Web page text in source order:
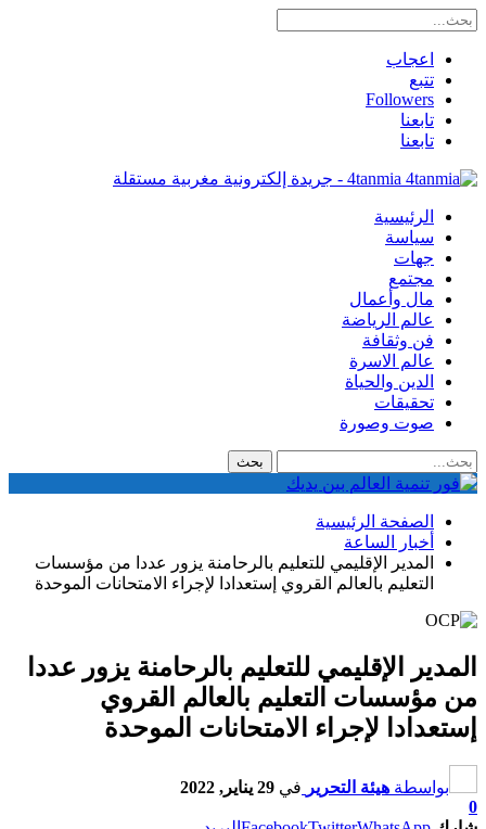
اعجاب
تتبع
Followers
تابعنا
تابعنا
4tanmia - جريدة إلكترونية مغربية مستقلة
الرئيسية
سياسة
جهات
مجتمع
مال وأعمال
عالم الرياضة
فن وثقافة
عالم الاسرة
الدين والحياة
تحقيقات
صوت وصورة
الصفحة الرئيسية
أخبار الساعة
المدير الإقليمي للتعليم بالرحامنة يزور عددا من مؤسسات
التعليم بالعالم القروي إستعدادا لإجراء الامتحانات الموحدة
المدير الإقليمي للتعليم بالرحامنة يزور عددا
من مؤسسات التعليم بالعالم القروي
إستعدادا لإجراء الامتحانات الموحدة
بواسطة هيئة التحرير في 29 يناير, 2022
0